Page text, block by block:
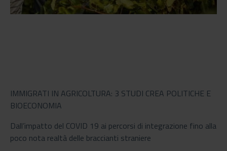
IMMIGRATI IN AGRICOLTURA: 3 STUDI CREA POLITICHE E
BIOECONOMIA
Dall’impatto del COVID 19 ai percorsi di integrazione fino alla
poco nota realtà delle braccianti straniere